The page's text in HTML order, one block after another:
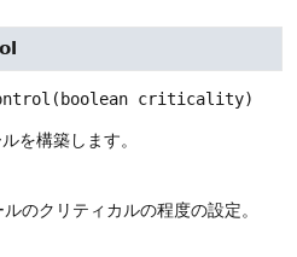
(boolean criticality)
を構築します。
のクリティカルの程度の設定。